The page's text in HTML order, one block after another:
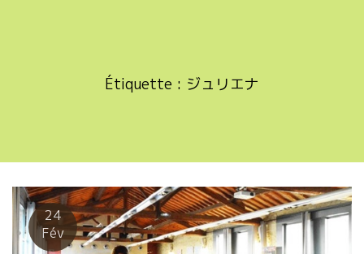
Étiquette : ジュリエナ
24
Fév